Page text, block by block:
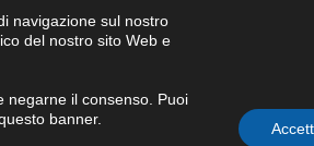
Condizioni generali di
INVESTOR RELATIONS
navigazione sul nostro
del nostro sito Web e
negarne il consenso. Puoi
banner.